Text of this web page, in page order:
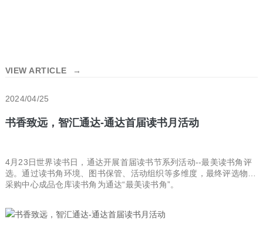
VIEW ARTICLE →
2024/04/25
书香致远，智汇通达-通达首届读书月活动
4月23日世界读书日，通达开展首届读书节系列活动--最美读书角评
选。通过读书角环境、图书保管、活动组织等多维度，最终评选物流
采购中心成品仓库读书角为通达“最美读书角”。